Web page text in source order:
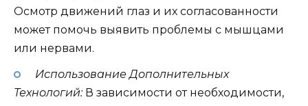
Осмотр движений глаз и их согласованности
может помочь выявить проблемы с мышцами
или нервами.
Использование Дополнительных
Технологий:В зависимости от необходимости,